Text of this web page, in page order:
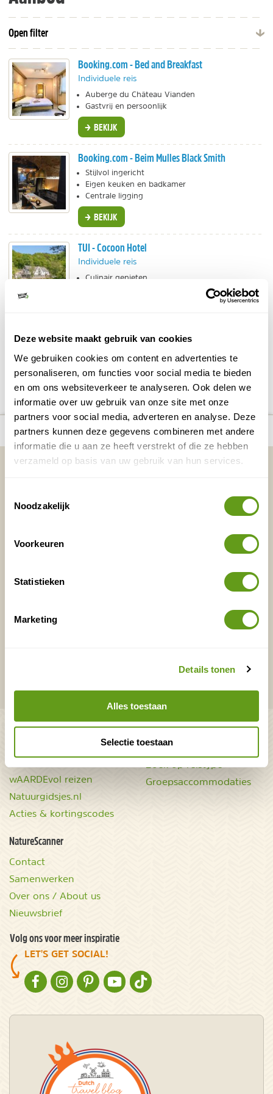
Deze website maakt gebruik van cookies
We gebruiken cookies om content en advertenties te
personaliseren, om functies voor social media te bieden
en om ons websiteverkeer te analyseren. Ook delen we
informatie over uw gebruik van onze site met onze
partners voor social media, adverteren en analyse. Deze
partners kunnen deze gegevens combineren met andere
informatie die u aan ze heeft verstrekt of die ze hebben
verzameld op basis van uw gebruik van hun services.
Noodzakelijk
Voorkeuren
Statistieken
Marketing
Details tonen
Alles toestaan
Selectie toestaan
Open filter
Booking.com - Bed and Breakfast
Individuele reis
Auberge du Château Vianden
Gastvrij en persoonlijk
BEKIJK
Booking.com - Beim Mulles Black Smith
Stijlvol ingericht
Eigen keuken en badkamer
Centrale ligging
BEKIJK
TUI - Cocoon Hotel
Individuele reis
Culinair genieten
Deel deze pagina! DELEN OP FACEBOOK
DELEN OP XDELEN VIA DE MAIL
DELEN OP PINTEREST
DELEN OP
Bekijk alle reizen naar Vianden Bekijk kaart
Vakantietips & Inspiratie?
E-mailadres* Waar ligt je interesse?
overnachtingen en vakanties in de natuur!
Bekijk ook
wAARDEvol reizen
Natuurgidsjes.nl
Acties & kortingscodes
Uitrusting
Groepsaccommodaties
NatureScanner
Contact
Samenwerken
Over ons / About us
Nieuwsbrief
Volg ons voor meer inspiratie
LET'S GET SOCIAL!
NATURESCANNER OP FACEBOOK
NATURESCANNER OP INSTAGRAM
NATURESCANNER OP PINTEREST
NATURESCANNER OP YOUTUBE
NATURESCANNER OP TIKTOK